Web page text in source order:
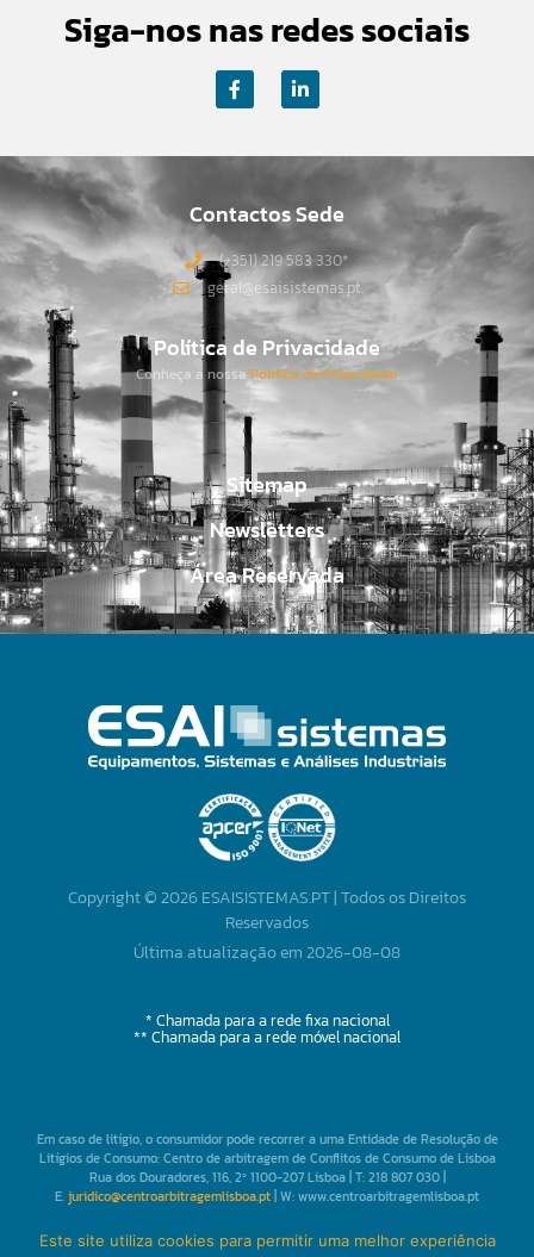
Siga-nos nas redes sociais
Contactos Sede
(+351) 219 583 330*
geral@esaisistemas.pt
Política de Privacidade
Conheça a nossaPolítica de Privacidade.
Sitemap
Newsletters
Área Reservada
Copyright © 2026 ESAISISTEMAS.PT | Todos os Direitos
Reservados
Última atualização em 2026-08-08
* Chamada para a rede fixa nacional
** Chamada para a rede móvel nacional
Em caso de litígio, o consumidor pode recorrer a uma Entidade de Resolução de
Litígios de Consumo: Centro de arbitragem de Conflitos de Consumo de Lisboa
Rua dos Douradores, 116, 2º 1100-207 Lisboa | T: 218 807 030 |
E.juridico@centroarbitragemlisboa.pt| W: www.centroarbitragemlisboa.pt
Este site utiliza cookies para permitir uma melhor experiência